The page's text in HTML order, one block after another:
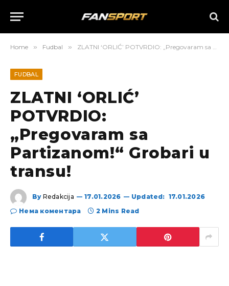
Home » Fudbal » ZLATNI ‘ORLIĆ’ POTVRDIO: „Pregovaram sa Partizanom!“ Grobari u transu!
FUDBAL
ZLATNI ‘ORLIĆ’
POTVRDIO:
„Pregovaram sa
Partizanom!“ Grobari u
transu!
By Redakcija 17.01.2026 Updated: 17.01.2026
Нема коментара
2 Mins Read